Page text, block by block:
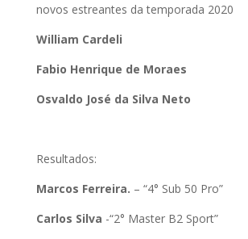
novos estreantes da temporada 2020
William Cardeli
Fabio Henrique de Moraes
Osvaldo José da Silva Neto
Resultados:
Marcos Ferreira. – “4° Sub 50 Pro”
Carlos Silva -“2° Master B2 Sport”